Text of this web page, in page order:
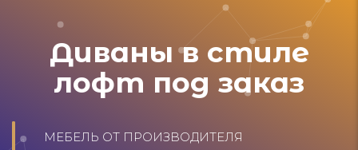
Диваны в стиле
лофт под заказ
МЕБЕЛЬ ОТ ПРОИЗВОДИТЕЛЯ